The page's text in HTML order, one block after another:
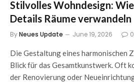
Stilvolles Wohndesign:
Details Räume verwandeln
ByNeues Update June 19, 2026 0
Die Gestaltung eines harmonischen
Blick für das Gesamtkunstwerk. Oft
der Renovierung oder